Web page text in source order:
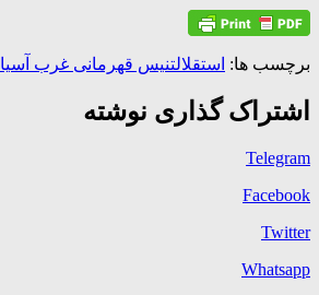
برچسب ها: استقلالتنیس قهرمانی غرب آسیا
اشتراک گذاری نوشته
Telegram
Facebook
Twitter
Whatsapp